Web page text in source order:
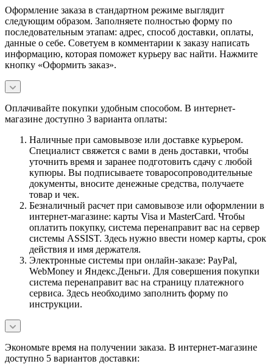
Оформление заказа в стандартном режиме выглядит
следующим образом. Заполняете полностью форму по
последовательным этапам: адрес, способ доставки, оплаты,
данные о себе. Советуем в комментарии к заказу написать
информацию, которая поможет курьеру вас найти. Нажмите
кнопку «Оформить заказ».
Оплачивайте покупки удобным способом. В интернет-
магазине доступно 3 варианта оплаты:
Наличные при самовывозе или доставке курьером.
Специалист свяжется с вами в день доставки, чтобы
уточнить время и заранее подготовить сдачу с любой
купюры. Вы подписываете товаросопроводительные
документы, вносите денежные средства, получаете
товар и чек.
Безналичный расчет при самовывозе или оформлении в
интернет-магазине: карты Visa и MasterCard. Чтобы
оплатить покупку, система перенаправит вас на сервер
системы ASSIST. Здесь нужно ввести номер карты, срок
действия и имя держателя.
Электронные системы при онлайн-заказе: PayPal,
WebMoney и Яндекс.Деньги. Для совершения покупки
система перенаправит вас на страницу платежного
сервиса. Здесь необходимо заполнить форму по
инструкции.
Экономьте время на получении заказа. В интернет-магазине
доступно 5 вариантов доставки: